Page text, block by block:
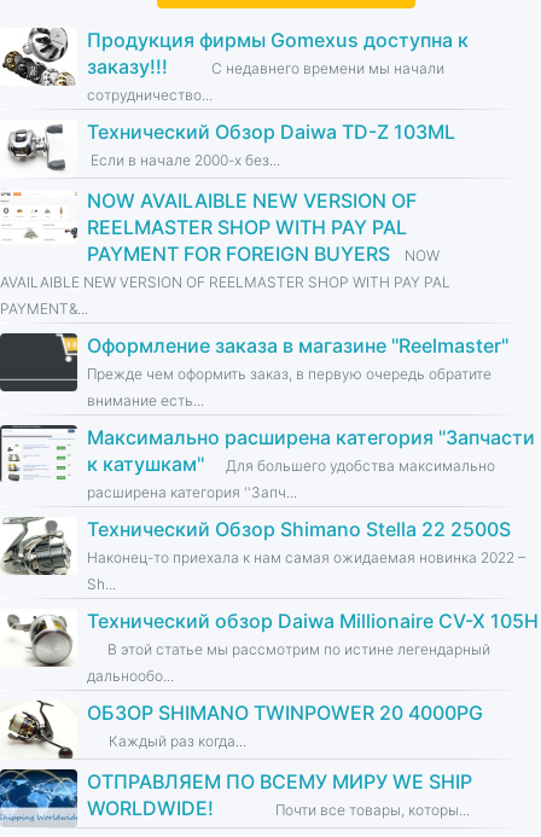
Продукция фирмы Gomexus доступна к
заказу!!!
С недавнего времени мы начали
сотрудничество...
Технический Обзор Daiwa TD-Z 103ML
Если в начале 2000-х без...
NOW AVAILAIBLE NEW VERSION OF
REELMASTER SHOP WITH PAY PAL
PAYMENT FOR FOREIGN BUYERS
NOW
AVAILAIBLE NEW VERSION OF REELMASTER SHOP WITH PAY PAL
PAYMENT&...
Оформление заказа в магазине ''Reelmaster''
Прежде чем оформить заказ, в первую очередь обратите
внимание есть...
Максимально расширена категория ''Запчасти
к катушкам''
Для большего удобства максимально
расширена категория ''Запч...
Технический Обзор Shimano Stella 22 2500S
Наконец-то приехала к нам самая ожидаемая новинка 2022 –
Sh...
Технический обзор Daiwa Millionaire CV-X 105H
В этой статье мы рассмотрим по истине легендарный
дальнообо...
ОБЗОР SHIMANO TWINPOWER 20 4000PG
Каждый раз когда...
ОТПРАВЛЯЕМ ПО ВСЕМУ МИРУ WE SHIP
WORLDWIDE!
Почти все товары, которы...